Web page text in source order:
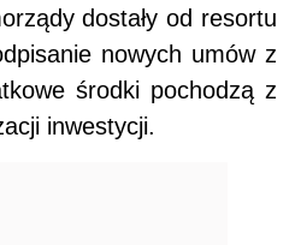
dostały od resortu
nowych umów z
środki pochodzą z
inwestycji.